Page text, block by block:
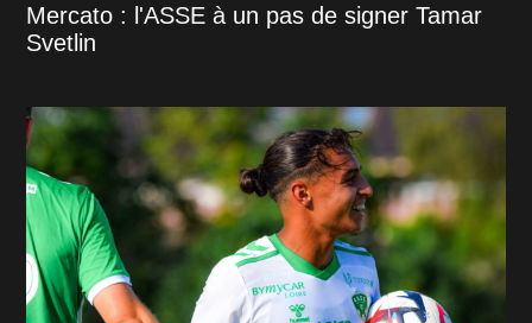
Mercato : l'ASSE à un pas de signer Tamar
Svetlin